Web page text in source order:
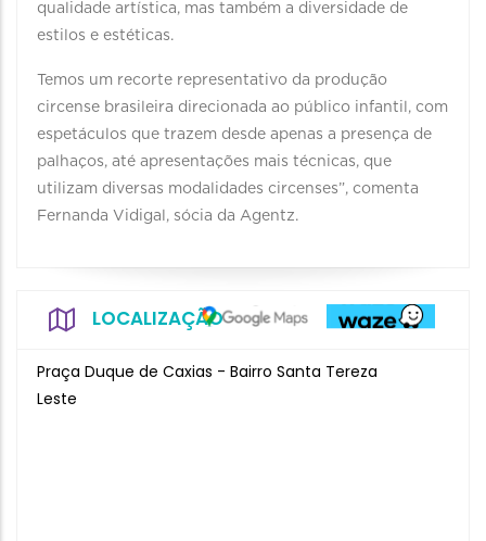
qualidade artística, mas também a diversidade de
estilos e estéticas.
Temos um recorte representativo da produção
circense brasileira direcionada ao público infantil, com
espetáculos que trazem desde apenas a presença de
palhaços, até apresentações mais técnicas, que
utilizam diversas modalidades circenses”, comenta
Fernanda Vidigal, sócia da Agentz.
LOCALIZAÇÃO
Praça Duque de Caxias - Bairro Santa Tereza
Leste